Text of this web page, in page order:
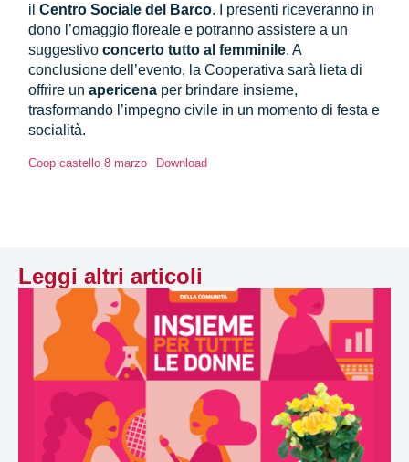
ilCentro Sociale del Barco. I presenti riceveranno in
dono l’omaggio floreale e potranno assistere a un
suggestivoconcerto tutto al femminile. A
conclusione dell’evento, la Cooperativa sarà lieta di
offrire unapericena per brindare insieme,
trasformando l’impegno civile in un momento di festa e
socialità.
Coop castello 8 marzo Download
Leggi altri articoli